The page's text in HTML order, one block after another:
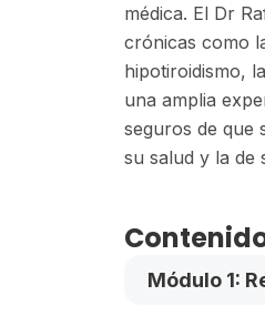
médica. El Dr
crónicas como
hipotiroidismo,
una amplia
seguros de que
su salud y la de
Módulo 1: